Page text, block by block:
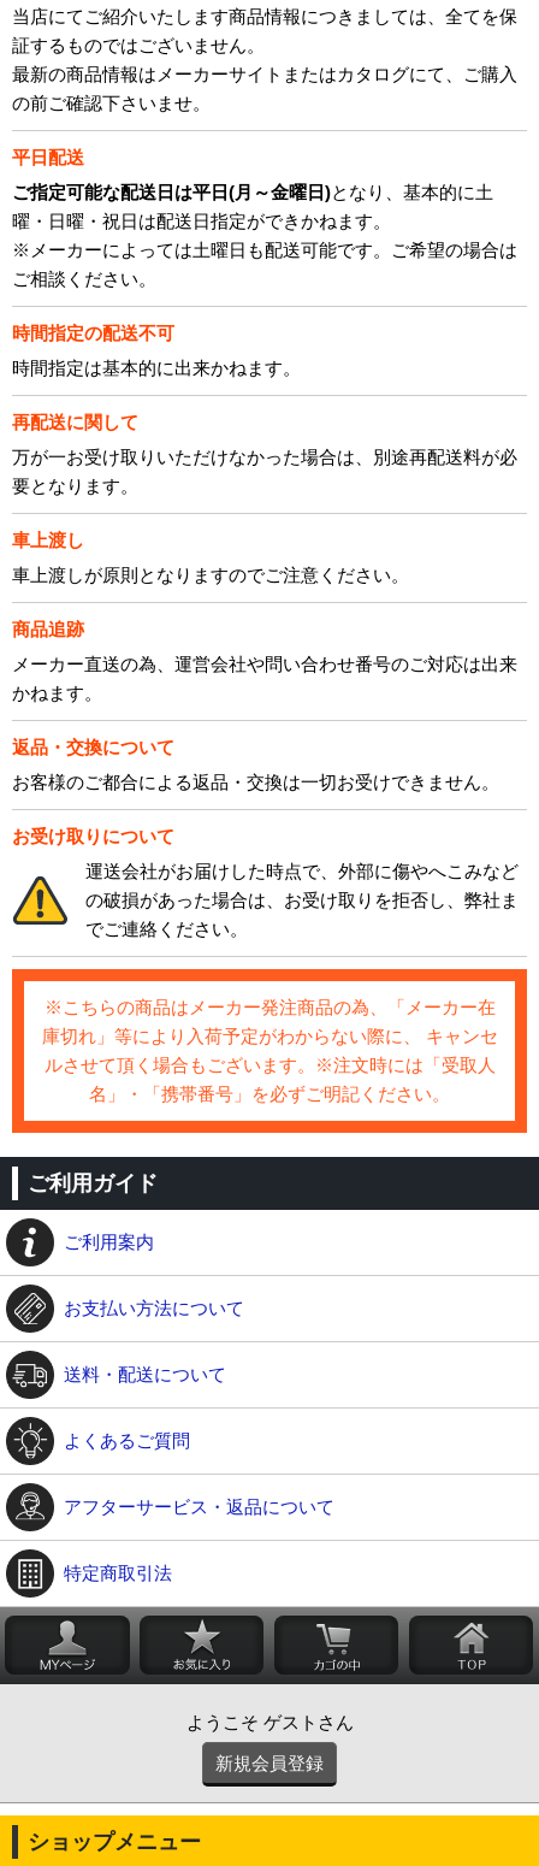
当店にてご紹介いたします商品情報につきましては、全てを保
証するものではございません。
最新の商品情報はメーカーサイトまたはカタログにて、ご購入
の前ご確認下さいませ。
平日配送
ご指定可能な配送日は平日(月～金曜日)となり、基本的に土
曜・日曜・祝日は配送日指定ができかねます。
※メーカーによっては土曜日も配送可能です。ご希望の場合は
ご相談ください。
時間指定の配送不可
時間指定は基本的に出来かねます。
再配送に関して
万が一お受け取りいただけなかった場合は、別途再配送料が必
要となります。
車上渡し
車上渡しが原則となりますのでご注意ください。
商品追跡
メーカー直送の為、運営会社や問い合わせ番号のご対応は出来
かねます。
返品・交換について
お客様のご都合による返品・交換は一切お受けできません。
お受け取りについて
運送会社がお届けした時点で、外部に傷やへこみなど
の破損があった場合は、お受け取りを拒否し、弊社ま
でご連絡ください。
※こちらの商品はメーカー発注商品の為、「メーカー在
庫切れ」等により入荷予定がわからない際に、 キャンセ
ルさせて頂く場合もございます。※注文時には「受取人
名」・「携帯番号」を必ずご明記ください。
ご利用ガイド
ご利用案内
お支払い方法について
送料・配送について
よくあるご質問
アフターサービス・返品について
特定商取引法
ようこそ ゲストさん
新規会員登録
ショップメニュー